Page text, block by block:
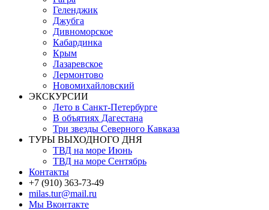
Геленджик
Джубга
Дивноморское
Кабардинка
Крым
Лазаревское
Лермонтово
Новомихайловский
ЭКСКУРСИИ
Лето в Санкт-Петербурге
В объятиях Дагестана
Три звезды Северного Кавказа
ТУРЫ ВЫХОДНОГО ДНЯ
ТВД на море Июнь
ТВД на море Сентябрь
Контакты
+7 (910) 363-73-49
milas.tur@mail.ru
Мы Вконтакте